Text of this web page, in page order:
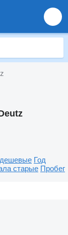
Год
старые Пробег